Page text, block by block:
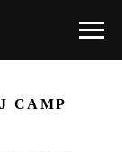
CAMP